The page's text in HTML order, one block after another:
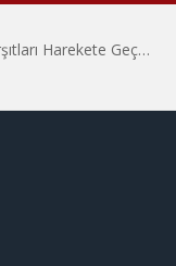
Hiroşima’nın 81. Yılında İtalyan Savaş Karşıtları Harekete Geçti: “Hatırlamak yeterli değil”